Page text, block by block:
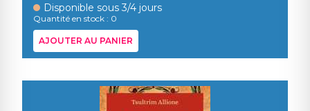
Disponible sous 3/4 jours
Quantité en stock : 0
AJOUTER AU PANIER